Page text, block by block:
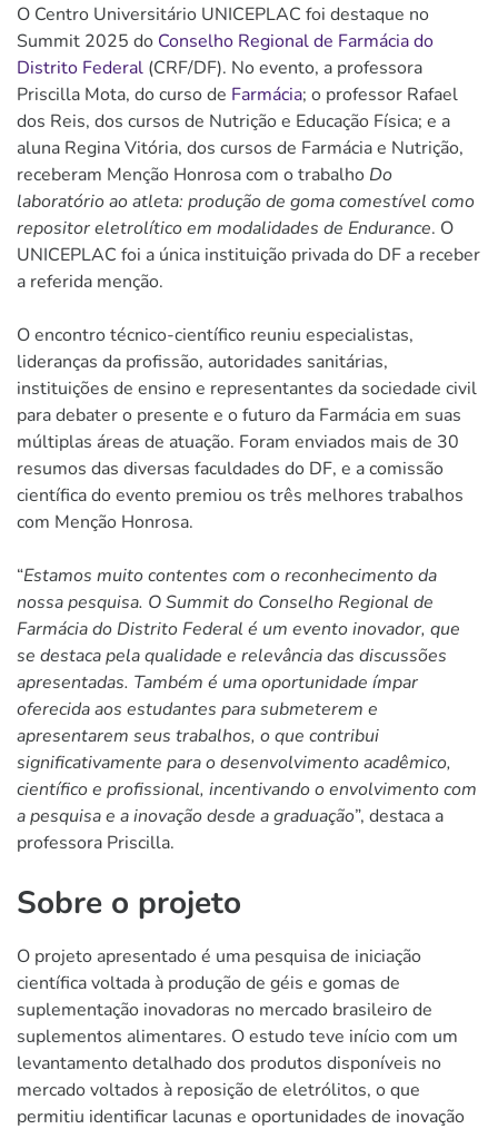
O Centro Universitário UNICEPLAC foi destaque no
Summit 2025 do Conselho Regional de Farmácia do
Distrito Federal (CRF/DF). No evento, a professora
Priscilla Mota, do curso de Farmácia; o professor Rafael
dos Reis, dos cursos de Nutrição e Educação Física; e a
aluna Regina Vitória, dos cursos de Farmácia e Nutrição,
receberam Menção Honrosa com o trabalho Do
laboratório ao atleta: produção de goma comestível como
repositor eletrolítico em modalidades de Endurance. O
UNICEPLAC foi a única instituição privada do DF a receber
a referida menção.
O encontro técnico-científico reuniu especialistas,
lideranças da profissão, autoridades sanitárias,
instituições de ensino e representantes da sociedade civil
para debater o presente e o futuro da Farmácia em suas
múltiplas áreas de atuação. Foram enviados mais de 30
resumos das diversas faculdades do DF, e a comissão
científica do evento premiou os três melhores trabalhos
com Menção Honrosa.
“Estamos muito contentes com o reconhecimento da
nossa pesquisa. O Summit do Conselho Regional de
Farmácia do Distrito Federal é um evento inovador, que
se destaca pela qualidade e relevância das discussões
apresentadas. Também é uma oportunidade ímpar
oferecida aos estudantes para submeterem e
apresentarem seus trabalhos, o que contribui
significativamente para o desenvolvimento acadêmico,
científico e profissional, incentivando o envolvimento com
a pesquisa e a inovação desde a graduação”, destaca a
professora Priscilla.
Sobre o projeto
O projeto apresentado é uma pesquisa de iniciação
científica voltada à produção de géis e gomas de
suplementação inovadoras no mercado brasileiro de
suplementos alimentares. O estudo teve início com um
levantamento detalhado dos produtos disponíveis no
mercado voltados à reposição de eletrólitos, o que
permitiu identificar lacunas e oportunidades de inovação